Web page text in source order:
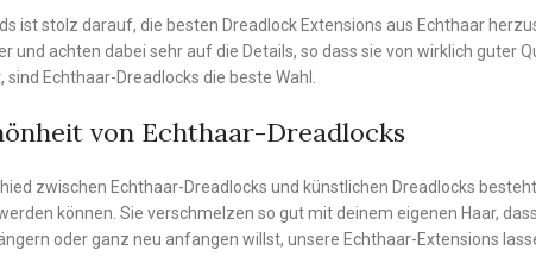
ist stolz darauf, die besten Dreadlock Extensions aus Echthaar
und achten dabei sehr auf die Details, so dass sie von wirklich guter
sind Echthaar-Dreadlocks die beste Wahl.
von Echthaar-Dreadlocks
zwischen Echthaar-Dreadlocks und künstlichen Dreadlocks
können. Sie verschmelzen so gut mit deinem eigenen Haar,
oder ganz neu anfangen willst, unsere Echthaar-Extensions